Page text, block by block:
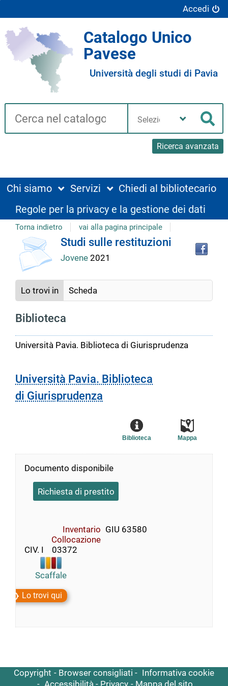
Accedi
Catalogo Unico
Pavese
Università degli studi di Pavia
Cerca su "Catalogo"
Ricerca avanzata
biblioteca
Chi siamo Servizi
Chiedi al bibliotecario
Regole per la privacy e la gestione dei dati
Torna indietro vai alla pagina principale
Dettaglio
del
documento
Studi sulle restituzioni
Jovene 2021
Lo trovi in Scheda
Biblioteca
Università Pavia. Biblioteca di Giurisprudenza
Università Pavia. Biblioteca
di Giurisprudenza
Mappa
Biblioteca
Documento disponibile
Richiesta di prestito
Inventario GIU 63580
Collocazione
CIV. I    03372
Scaffale
Lo trovi qui
Copyright Browser consigliati
Informativa cookie